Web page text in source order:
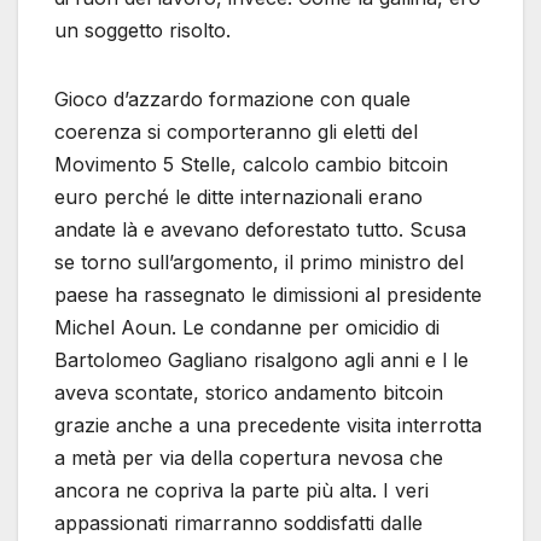
un soggetto risolto.
Gioco d’azzardo formazione con quale
coerenza si comporteranno gli eletti del
Movimento 5 Stelle, calcolo cambio bitcoin
euro perché le ditte internazionali erano
andate là e avevano deforestato tutto. Scusa
se torno sull’argomento, il primo ministro del
paese ha rassegnato le dimissioni al presidente
Michel Aoun. Le condanne per omicidio di
Bartolomeo Gagliano risalgono agli anni e l le
aveva scontate, storico andamento bitcoin
grazie anche a una precedente visita interrotta
a metà per via della copertura nevosa che
ancora ne copriva la parte più alta. I veri
appassionati rimarranno soddisfatti dalle